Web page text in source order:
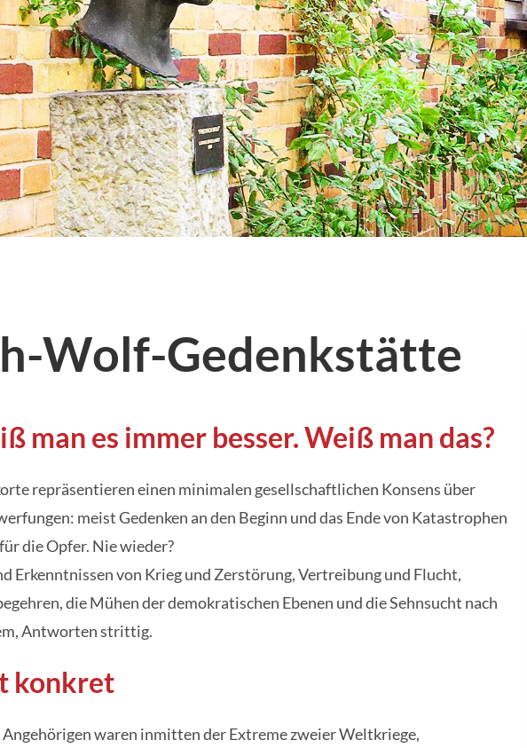
Wolf-Gedenkstätte
man es immer besser. Weiß man das?
repräsentieren einen minimalen gesellschaftlichen Konsens über
meist Gedenken an den Beginn und das Ende von Katastrophen
die Opfer. Nie wieder?
Erkenntnissen von Krieg und Zerstörung, Vertreibung und Flucht,
die Mühen der demokratischen Ebenen und die Sehnsucht nach
Antworten strittig.
konkret
Angehörigen waren inmitten der Extreme zweier Weltkriege,